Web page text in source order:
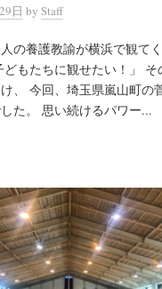
日 by Staff
の養護教諭が横浜で観て
もたちに観せたい！」 そ
、 今回、埼玉県嵐山町の
た。 思い続けるパワー...